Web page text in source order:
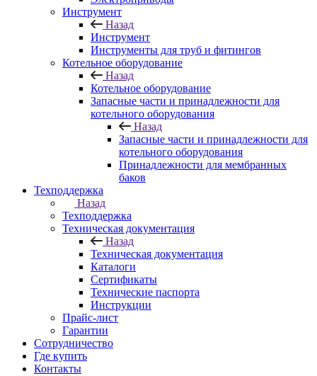
Инструмент
Назад
Инструмент
Инструменты для труб и фитингов
Котельное оборудование
Назад
Котельное оборудование
Запасные части и принадлежности для
котельного оборудования
Назад
Запасные части и принадлежности для
котельного оборудования
Принадлежности для мембранных
баков
Техподдержка
Назад
Техподдержка
Техническая документация
Назад
Техническая документация
Каталоги
Сертификаты
Технические паспорта
Инструкции
Прайс-лист
Гарантии
Сотрудничество
Где купить
Контакты